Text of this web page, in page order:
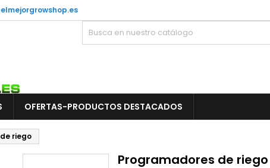
OFERTAS-PRODUCTOS DESTACADOS
riego
Programadores de riego